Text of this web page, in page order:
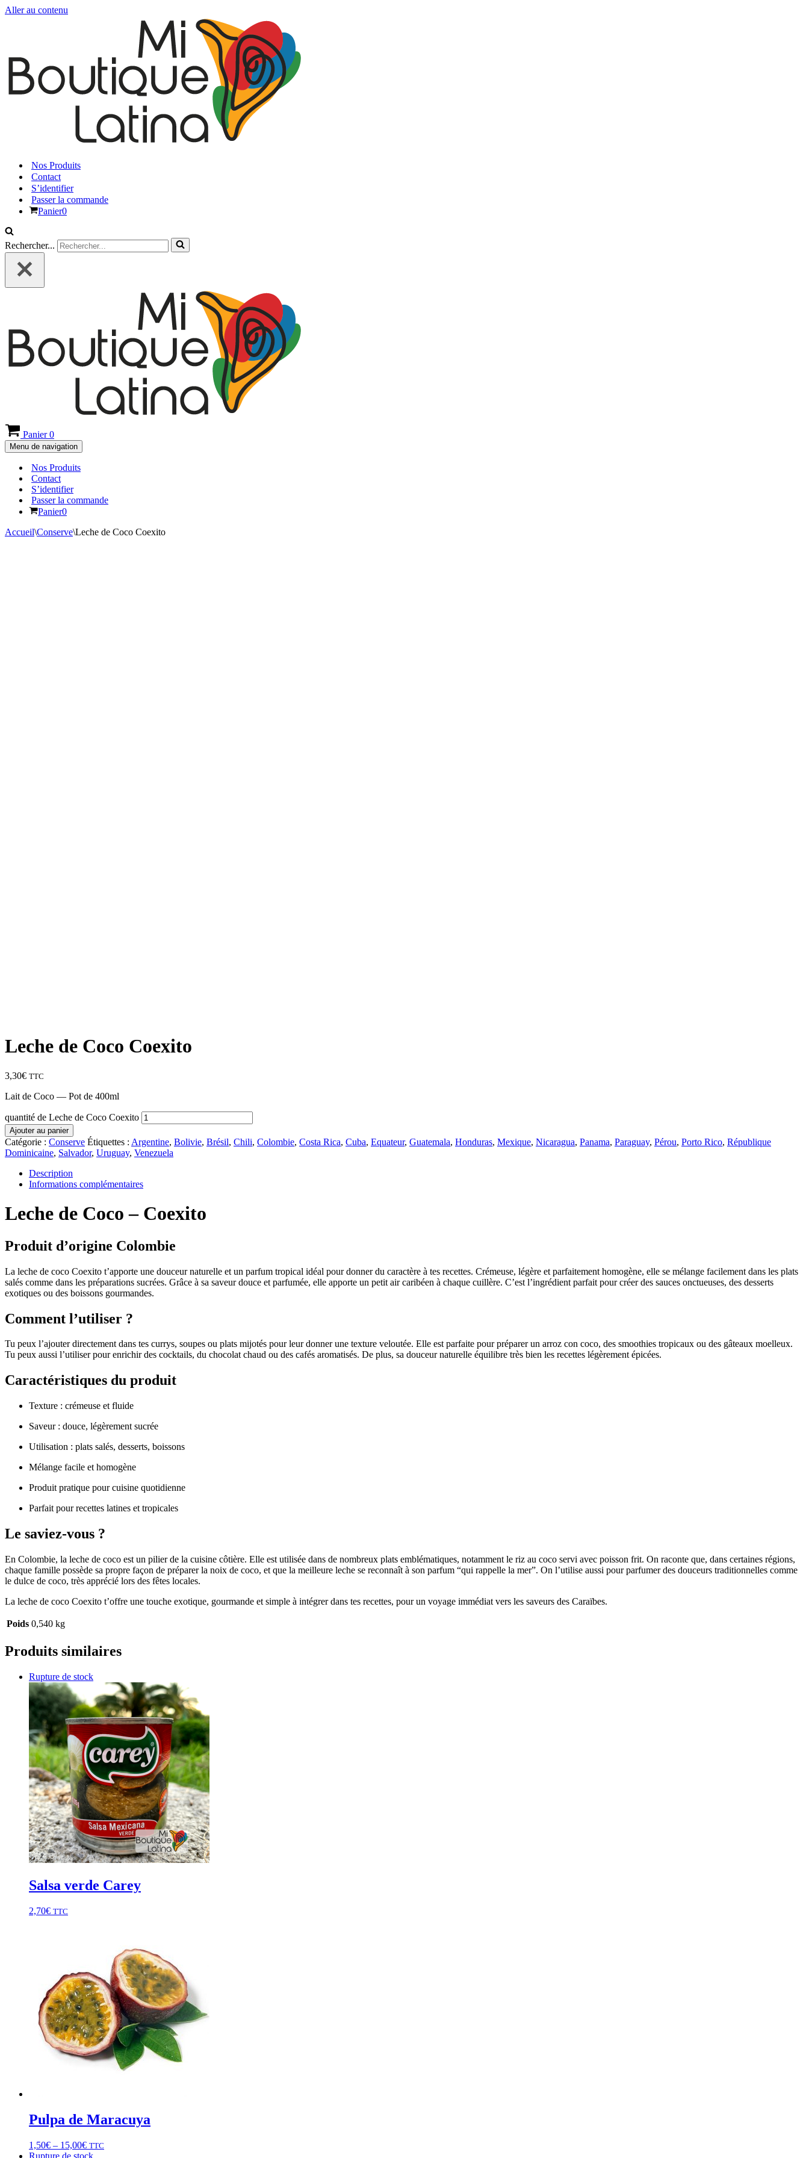
Aller au contenu
Nos Produits
Contact
S’identifier
Passer la commande
Panier0
Rechercher...
Panier0
Menu de navigation
Nos Produits
Contact
S’identifier
Passer la commande
Panier0
Accueil\Conserve\Leche de Coco Coexito
Leche de Coco Coexito
3,30€ TTC
Lait de Coco — Pot de 400ml
quantité de Leche de Coco Coexito
Ajouter au panier
Catégorie : Conserve Étiquettes : Argentine, Bolivie, Brésil, Chili, Colombie, Costa Rica, Cuba, Equateur, Guatemala, Honduras, Mexique, Nicaragua, Panama, Paraguay, Pérou, Porto Rico, République
Dominicaine, Salvador, Uruguay, Venezuela
Description
Informations complémentaires
Leche de Coco – Coexito
Produit d’origine Colombie
La leche de coco Coexito t’apporte une douceur naturelle et un parfum tropical idéal pour donner du caractère à tes recettes. Crémeuse, légère et parfaitement homogène, elle se mélange facilement dans les plats
salés comme dans les préparations sucrées. Grâce à sa saveur douce et parfumée, elle apporte un petit air caribéen à chaque cuillère. C’est l’ingrédient parfait pour créer des sauces onctueuses, des desserts
exotiques ou des boissons gourmandes.
Comment l’utiliser ?
Tu peux l’ajouter directement dans tes currys, soupes ou plats mijotés pour leur donner une texture veloutée. Elle est parfaite pour préparer un arroz con coco, des smoothies tropicaux ou des gâteaux moelleux.
Tu peux aussi l’utiliser pour enrichir des cocktails, du chocolat chaud ou des cafés aromatisés. De plus, sa douceur naturelle équilibre très bien les recettes légèrement épicées.
Caractéristiques du produit
Texture : crémeuse et fluide
Saveur : douce, légèrement sucrée
Utilisation : plats salés, desserts, boissons
Mélange facile et homogène
Produit pratique pour cuisine quotidienne
Parfait pour recettes latines et tropicales
Le saviez-vous ?
En Colombie, la leche de coco est un pilier de la cuisine côtière. Elle est utilisée dans de nombreux plats emblématiques, notamment le riz au coco servi avec poisson frit. On raconte que, dans certaines régions,
chaque famille possède sa propre façon de préparer la noix de coco, et que la meilleure leche se reconnaît à son parfum “qui rappelle la mer”. On l’utilise aussi pour parfumer des douceurs traditionnelles comme
le dulce de coco, très apprécié lors des fêtes locales.
La leche de coco Coexito t’offre une touche exotique, gourmande et simple à intégrer dans tes recettes, pour un voyage immédiat vers les saveurs des Caraïbes.
Poids 0,540 kg
Produits similaires
Rupture de stock
Salsa verde Carey
2,70€ TTC
Pulpa de Maracuya
1,50€ – 15,00€ TTC
Rupture de stock